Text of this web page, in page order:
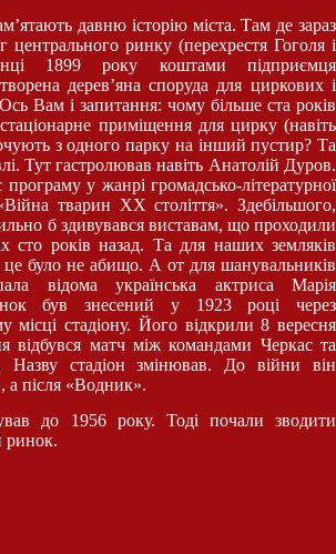
давню історію міста. Там де зараз
центрального ринку (перехрестя Гоголя і
1899 року коштами підприємця
дерев’яна споруда для циркових і
Вам і запитання: чому більше ста років
приміщення для цирку (навіть
з одного парку на інший пустир? Та
Тут гастролював навіть Анатолій Дуров.
у жанрі громадсько-літературної
тварин ХХ століття». Здебільшого,
б здивувався виставам, що проходили
сто років назад. Та для наших земляків
це було не абищо. А от для шанувальників
відома українська актриса Марія
був знесений у 1923 році через
місці стадіону. Його відкрили 8 вересня
відбувся матч між командами Черкас та
Назву стадіон змінював. До війни він
а після «Водник».
до 1956 року. Тоді почали зводити
ринок.